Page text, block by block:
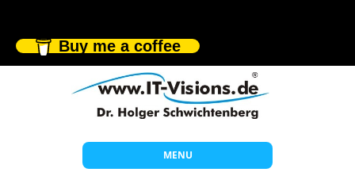
Buy me a coffee
MENU